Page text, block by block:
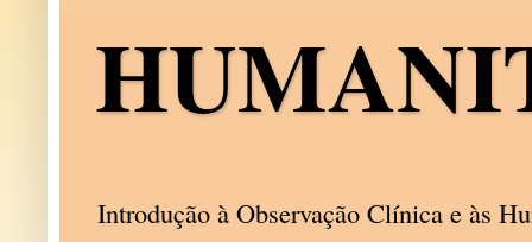
Introdução à Observação Clínica e às